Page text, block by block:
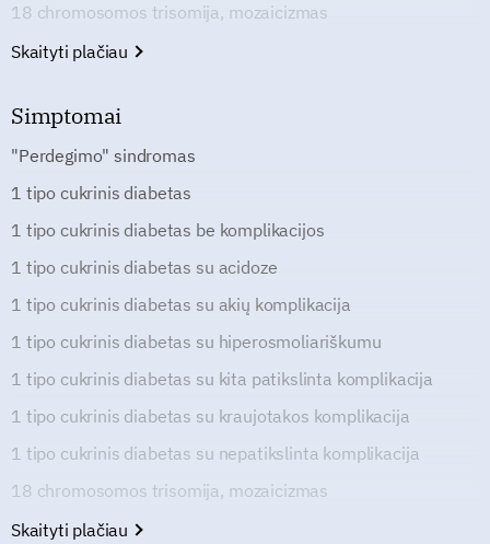
18 chromosomos trisomija, mozaicizmas
Skaityti plačiau
Simptomai
"Perdegimo" sindromas
1 tipo cukrinis diabetas
1 tipo cukrinis diabetas be komplikacijos
1 tipo cukrinis diabetas su acidoze
1 tipo cukrinis diabetas su akių komplikacija
1 tipo cukrinis diabetas su hiperosmoliariškumu
1 tipo cukrinis diabetas su kita patikslinta komplikacija
1 tipo cukrinis diabetas su kraujotakos komplikacija
1 tipo cukrinis diabetas su nepatikslinta komplikacija
18 chromosomos trisomija, mozaicizmas
Skaityti plačiau